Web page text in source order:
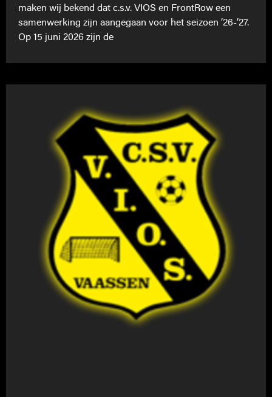
maken wij bekend dat c.s.v. VIOS en FrontRow een
samenwerking zijn aangegaan voor het seizoen ’26-’27.
Op 15 juni 2026 zijn de